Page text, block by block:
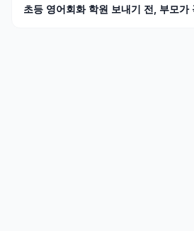
초등 영어회화 학원 보내기 전, 부모가